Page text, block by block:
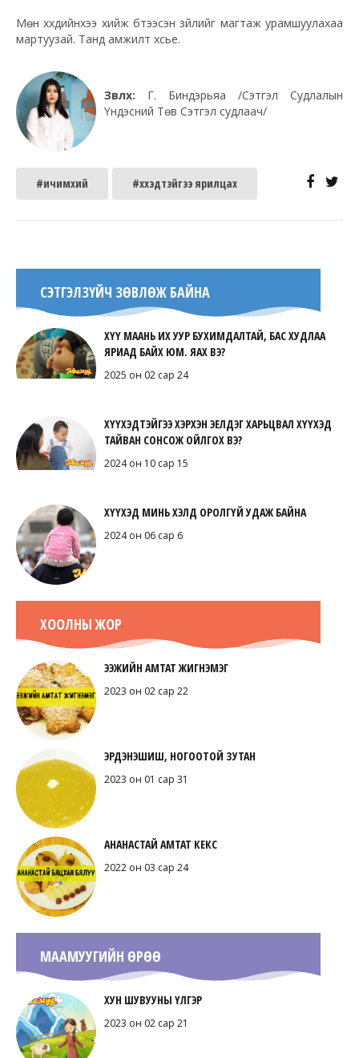
Мөн хүүхдийнхээ хийж бүтээсэн зүйлийг магтаж урамшуулахаа
мартуузай. Танд амжилт хүсье.
Зөвлөх: Г. Биндэрьяа /Сэтгэл Судлалын
Үндэсний Төв Сэтгэл судлаач/
#ичимхий #хүүхэдтэйгээ ярилцах
СЭТГЭЛЗҮЙЧ ЗӨВЛӨЖ БАЙНА
ХҮҮ МААНЬ ИХ УУР БУХИМДАЛТАЙ, БАС ХУДЛАА
ЯРИАД БАЙХ ЮМ. ЯАХ ВЭ?
2025 он 02 сар 24
ХҮҮХЭДТЭЙГЭЭ ХЭРХЭН ЭЕЛДЭГ ХАРЬЦВАЛ ХҮҮХЭД
ТАЙВАН СОНСОЖ ОЙЛГОХ ВЭ?
2024 он 10 сар 15
ХҮҮХЭД МИНЬ ХЭЛД ОРОЛГҮЙ УДАЖ БАЙНА
2024 он 06 сар 6
ХООЛНЫ ЖОР
ЭЭЖИЙН АМТАТ ЖИГНЭМЭГ
2023 он 02 сар 22
ЭРДЭНЭШИШ, НОГООТОЙ ЗУТАН
2023 он 01 сар 31
АНАНАСТАЙ АМТАТ КЕКС
2022 он 03 сар 24
МААМУУГИЙН ӨРӨӨ
ХУН ШУВУУНЫ ҮЛГЭР
2023 он 02 сар 21